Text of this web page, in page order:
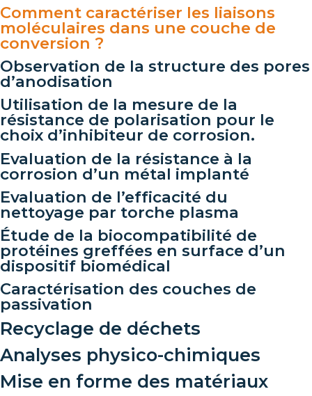
Comment caractériser les liaisons
moléculaires dans une couche de
conversion ?
Observation de la structure des pores
d’anodisation
Utilisation de la mesure de la
résistance de polarisation pour le
choix d’inhibiteur de corrosion.
Evaluation de la résistance à la
corrosion d’un métal implanté
Evaluation de l’efficacité du
nettoyage par torche plasma
Étude de la biocompatibilité de
protéines greffées en surface d’un
dispositif biomédical
Caractérisation des couches de
passivation
Recyclage de déchets
Analyses physico-chimiques
Mise en forme des matériaux